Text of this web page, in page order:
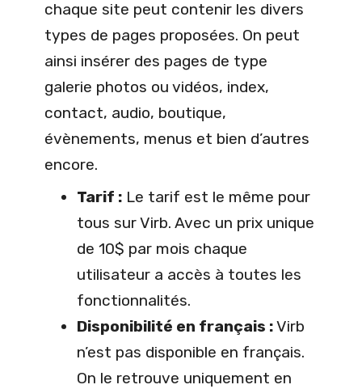
chaque site peut contenir les divers
types de pages proposées. On peut
ainsi insérer des pages de type
galerie photos ou vidéos, index,
contact, audio, boutique,
évènements, menus et bien d’autres
encore.
Tarif : Le tarif est le même pour
tous sur Virb. Avec un prix unique
de 10$ par mois chaque
utilisateur a accès à toutes les
fonctionnalités.
Disponibilité en français :Virb
n’est pas disponible en français.
On le retrouve uniquement en